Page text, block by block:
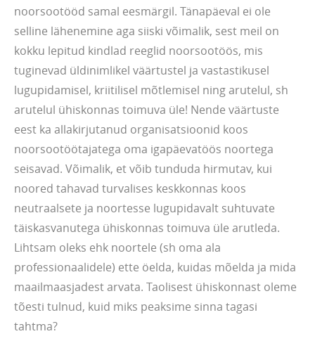
noorsootööd samal eesmärgil. Tänapäeval ei ole
selline lähenemine aga siiski võimalik, sest meil on
kokku lepitud kindlad reeglid noorsootöös, mis
tuginevad üldinimlikel väärtustel ja vastastikusel
lugupidamisel, kriitilisel mõtlemisel ning arutelul, sh
arutelul ühiskonnas toimuva üle! Nende väärtuste
eest ka allakirjutanud organisatsioonid koos
noorsootöötajatega oma igapäevatöös noortega
seisavad. Võimalik, et võib tunduda hirmutav, kui
noored tahavad turvalises keskkonnas koos
neutraalsete ja noortesse lugupidavalt suhtuvate
täiskasvanutega ühiskonnas toimuva üle arutleda.
Lihtsam oleks ehk noortele (sh oma ala
professionaalidele) ette öelda, kuidas mõelda ja mida
maailmaasjadest arvata. Taolisest ühiskonnast oleme
tõesti tulnud, kuid miks peaksime sinna tagasi
tahtma?